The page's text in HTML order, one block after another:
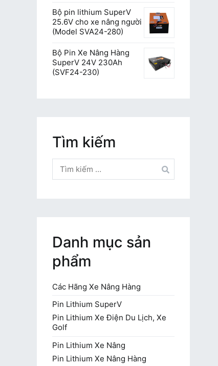
Bộ pin lithium SuperV
25.6V cho xe nâng người
(Model SVA24-280)
Bộ Pin Xe Nâng Hàng
SuperV 24V 230Ah
(SVF24-230)
Tìm kiếm
kiếm
cho:
Danh mục sản
phẩm
Các Hãng Xe Nâng Hàng
Pin Lithium SuperV
Pin Lithium Xe Điện Du Lịch, Xe
Golf
Pin Lithium Xe Nâng
Pin Lithium Xe Nâng Hàng